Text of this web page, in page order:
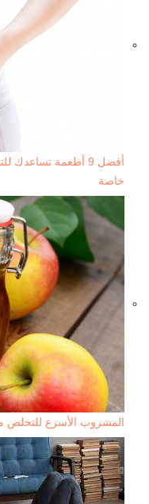
أفضل 9 أطعمة
خاصة
المشروب الأسرع للتخلص